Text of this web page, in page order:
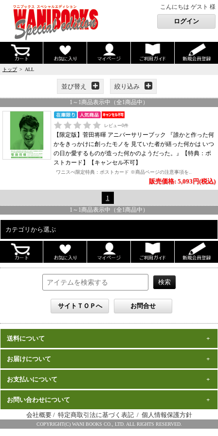
こんにちは ゲスト 様
トップ> ALL
並び替え 絞り込み
1 ～ 1商品表示中（全1商品中）
レビュー0件
【限定版】菅田将暉 アニバーサリーブック 『誰かと作った何
かをきっかけに創ったモノを 見ていた者が繕った何かは いつ
の日か愛するものが造った何かのようだった。』【特典：ポ
ストカード】【キャンセル不可】
ワニスぺ限定特典：ポストカード ※商品ページの注意事項を..
販売価格: 5,093円(税込)
1
1 ～ 1商品表示中（全1商品中）
カテゴリから選ぶ
ALL
男性写真集
雑誌
送料について
数量、価格に関わらず
※沖縄の送料は1,500円となります。
※商品により諸事情で金額が変更する場合もございます。
※同梱不可の商品もございますのでご注意ください。
詳細はこちら
お届けについて
在庫がある商品につきましては、
お届けとなります。
予約商品は、特典完成後の発送となりますので、
発売（予定）日
から１～２ヶ月程度でのお届けとなります
※お届けは日本国内に限らせていただきます。
お支払いについて
クレジットカード・代金引換がご利用になれます。
お問い合わせについて
ワニブックス スペシャルエディション事務局
会社概要/ 特定商取引法に基づく表記 / 個人情報保護方針
COPYRIGHT(C) WANI BOOKS CO., LTD. ALL RIGHTS RESERVED.